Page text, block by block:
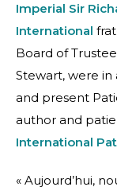
Imperial Sir
International
Board of
Stewart, were
and present
author and
International
« Aujourd’hui,